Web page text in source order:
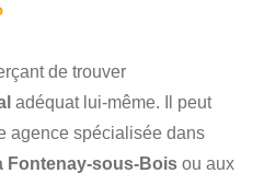
de trouver
adéquat lui-même. Il peut
agence spécialisée dans
Fontenay-sous-Bois ou aux